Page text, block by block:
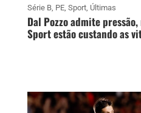
Série B, PE, Sport, Últimas
Dal Pozzo admite
Sport estão custando as